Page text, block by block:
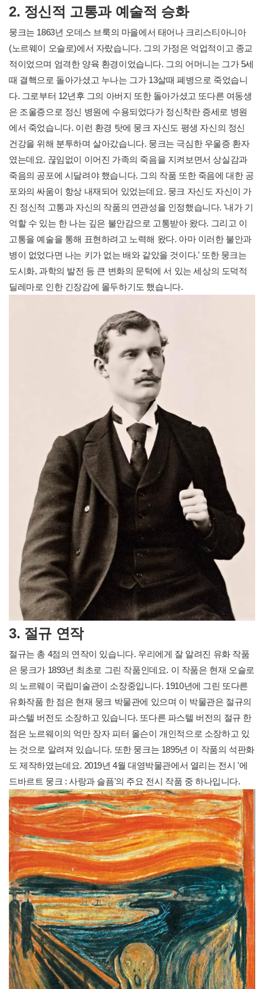
2. 정신적 고통과 예술적 승화
뭉크는 1863년 오데스 브룩의 마을에서 태어나 크리스티아니아
(노르웨이 오슬로)에서 자랐습니다. 그의 가정은 억업적이고 종교
적이었으며 엄격한 양육 환경이었습니다. 그의 어머니는 그가 5세
때 결핵으로 돌아가셨고 누나는 그가 13살때 폐병으로 죽었습니
다. 그로부터 12년후 그의 아버지 또한 돌아가셨고 또다른 여동생
은 조울증으로 정신 병원에 수용되었다가 정신착란 증세로 병원
에서 죽었습니다. 이런 환경 탓에 뭉크 자신도 평생 자신의 정신
건강을 위해 분투하며 살아갔습니다. 뭉크는 극심한 우울증 환자
였는데요. 끊임없이 이어진 가족의 죽음을 지켜보면서 상실감과
죽음의 공포에 시달려야 했습니다. 그의 작품 또한 죽음에 대한 공
포와의 싸움이 항상 내재되어 있었는데요. 뭉크 자신도 자신이 가
진 정신적 고통과 자신의 작품의 연관성을 인정했습니다. '내가 기
억할 수 있는 한 나는 깊은 불안감으로 고통받아 왔다. 그리고 이
고통을 예술을 통해 표현하려고 노력해 왔다. 아마 이러한 불안과
병이 없었다면 나는 키가 없는 배와 같았을 것이다.' 또한 뭉크는
도시화, 과학의 발전 등 큰 변화의 문턱에 서 있는 세상의 도덕적
딜레마로 인한 긴장감에 몰두하기도 했습니다.
3. 절규 연작
절규는 총 4점의 연작이 있습니다. 우리에게 잘 알려진 유화 작품
은 뭉크가 1893년 최초로 그린 작품인데요. 이 작품은 현재 오슬로
의 노르웨이 국립미술관이 소장중입니다. 1910년에 그린 또다른
유화작품 한 점은 현재 뭉크 박물관에 있으며 이 박물관은 절규의
파스텔 버전도 소장하고 있습니다. 또다른 파스텔 버전의 절규 한
점은 노르웨이의 억만 장자 피터 올슨이 개인적으로 소장하고 있
는 것으로 알려져 있습니다. 또한 뭉크는 1895년 이 작품의 석판화
도 제작하였는데요. 2019년 4월 대영박물관에서 열리는 전시 '에
드바르트 뭉크 : 사랑과 슬픔'의 주요 전시 작품 중 하나입니다.